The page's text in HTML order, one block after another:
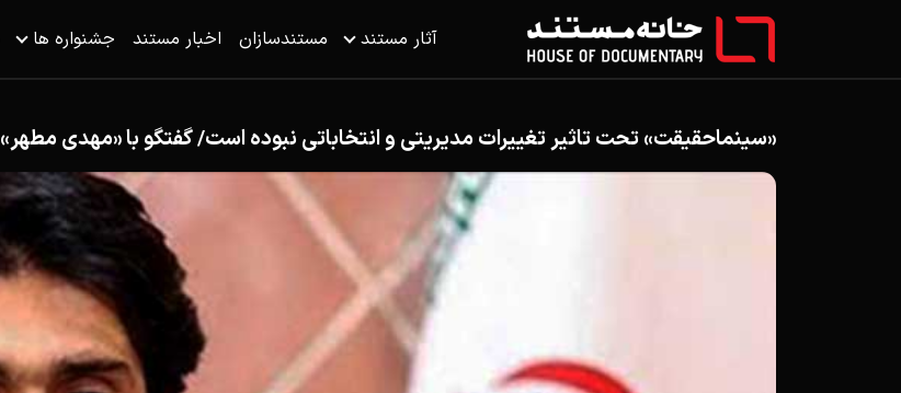
آثار مستند مستندسازان اخبار مستند جشنواره ها
«سینماحقیقت» تحت تاثیر تغییرات مدیریتی و انتخاباتی نبوده است/ گفتگو با «مهدی مطهر»